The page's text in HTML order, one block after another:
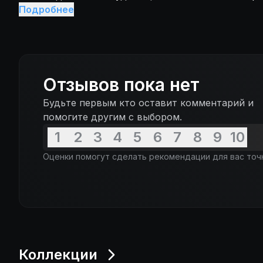
жизни двух семей, белой и черной, разделенных
Подробнее
Отзывов пока нет
Будьте первым кто оставит комментарий и
помогите другим с выбором.
1 2 3 4 5 6 7 8 9 10
Оценки помогут сделать рекомендации для вас
Коллекции